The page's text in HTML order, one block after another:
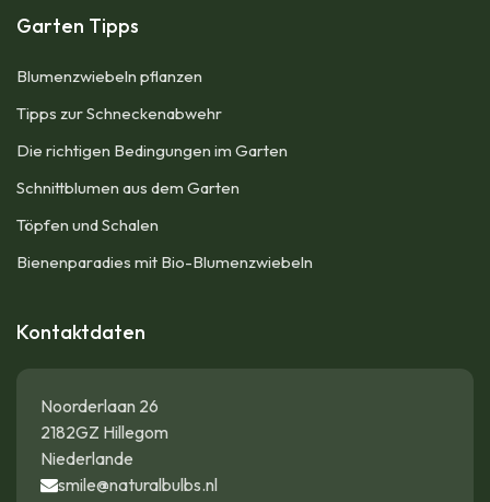
Garten Tipps
Blumenzwiebeln pflanzen
Tipps zur Schneckenabwehr
Die richtigen Bedingungen im Garten
Schnittblumen aus dem Garten
Töpfen und Schalen
Bienenparadies mit Bio-Blumenzwiebeln
Kontaktdaten
Noorderlaan 26
2182GZ Hillegom
Niederlande
smile@naturalbulbs.nl